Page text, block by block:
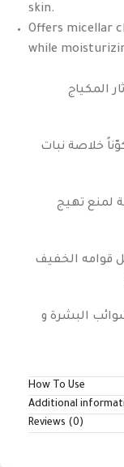
skin.
Offers micellar
while
المكياج
خلاصة نبات
لمنع تهيج
قوامه الخفيف
البشرة و
How To Use
Additional
Reviews (0)